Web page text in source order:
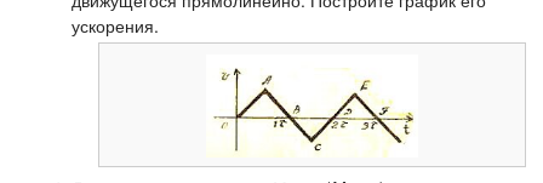
ускорения.